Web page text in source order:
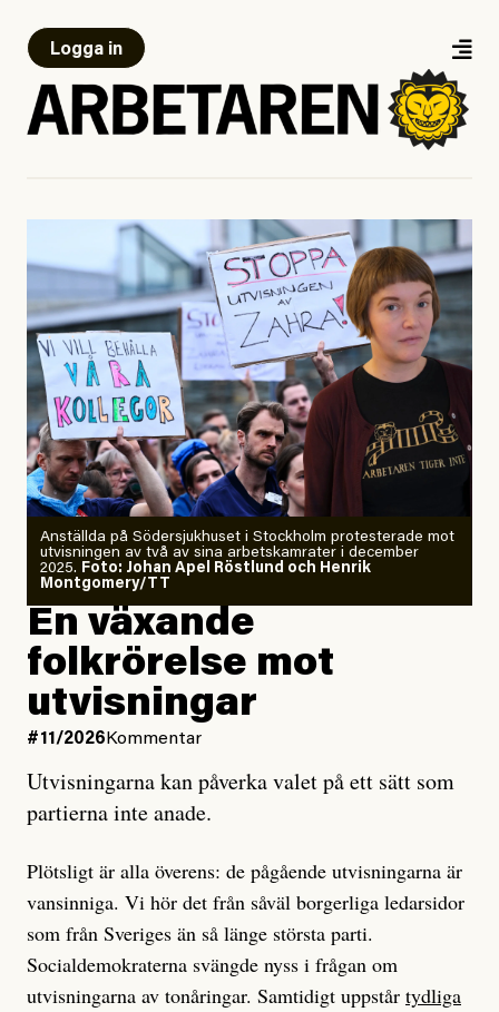
Logga in
Anställda på Södersjukhuset i Stockholm protesterade mot
utvisningen av två av sina arbetskamrater i december
2025. Foto: Johan Apel Röstlund och Henrik
Montgomery/TT
En växande
folkrörelse mot
utvisningar
#11/2026 Kommentar
Utvisningarna kan påverka valet på ett sätt som
partierna inte anade.
Plötsligt är alla överens: de pågående utvisningarna är
vansinniga. Vi hör det från såväl borgerliga ledarsidor
som från Sveriges än så länge största parti.
Socialdemokraterna svängde nyss i frågan om
utvisningarna av tonåringar. Samtidigt uppstår tydliga